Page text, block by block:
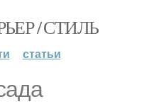
/ СТИЛЬ
статьи